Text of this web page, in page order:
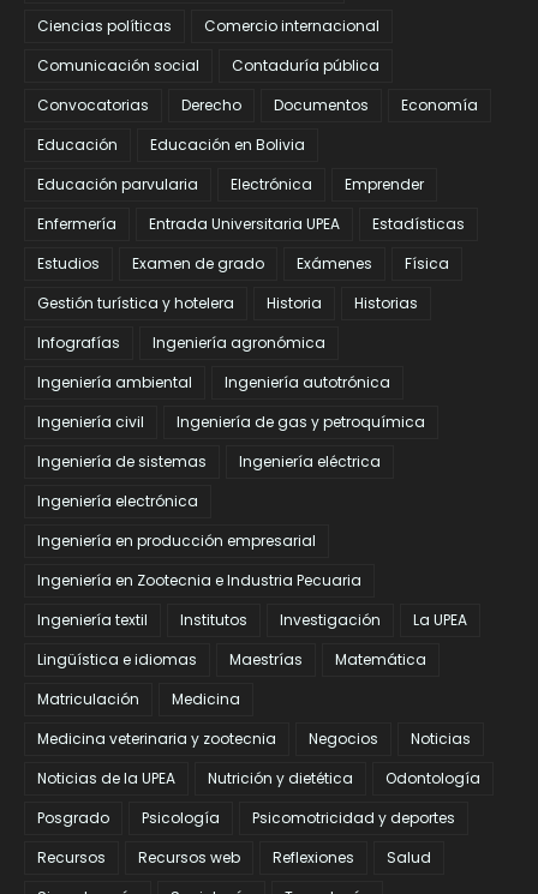
Ciencias políticas
Comercio internacional
Comunicación social
Contaduría pública
Convocatorias
Derecho Documentos
Economía
Educación
Educación en Bolivia
Educación parvularia
Electrónica
Emprender
Enfermería
Entrada Universitaria UPEA
Estadísticas
Estudios
Examen de grado Exámenes
Física
Gestión turística y hotelera
Historia
Historias
Infografías
Ingeniería agronómica
Ingeniería ambiental
Ingeniería autotrónica
Ingeniería civil
Ingeniería de gas y petroquímica
Ingeniería de sistemas
Ingeniería eléctrica
Ingeniería electrónica
Ingeniería en producción empresarial
Ingeniería en Zootecnia e Industria Pecuaria
Ingeniería textil
Institutos Investigación
La UPEA
Lingüística e idiomas
Maestrías
Matemática
Matriculación
Medicina
Medicina veterinaria y zootecnia
Negocios
Noticias
Noticias de la UPEA
Nutrición y dietética
Odontología
Posgrado
Psicología
Psicomotricidad y deportes
Recursos
Recursos web Reflexiones
Salud